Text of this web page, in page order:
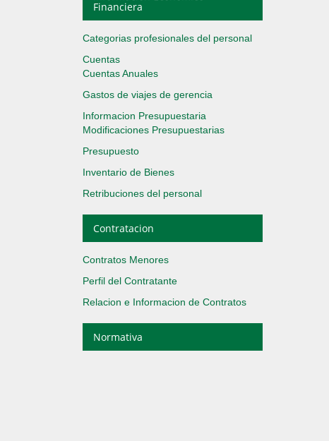
Financiera
Categorias profesionales del personal
Cuentas
Cuentas Anuales
Gastos de viajes de gerencia
Informacion Presupuestaria
Modificaciones Presupuestarias
Presupuesto
Inventario de Bienes
Retribuciones del personal
Contratacion
Contratos Menores
Perfil del Contratante
Relacion e Informacion de Contratos
Normativa